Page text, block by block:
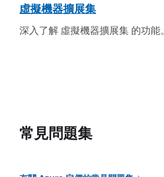
虛擬機器擴展集
深入了解 虛擬機器擴展集 的功能。
常見問題集